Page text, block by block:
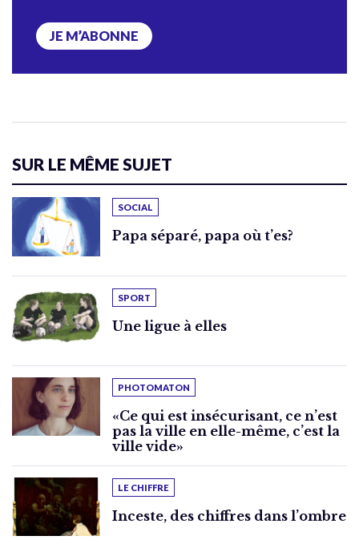
JE M’ABONNE
SUR LE MÊME SUJET
SOCIAL
Papa séparé, papa où t’es?
SPORT
Une ligue à elles
PHOTOMATON
«Ce qui est insécurisant, ce n’est
pas la ville en elle-même, c’est la
ville vide»
LE CHIFFRE
Inceste, des chiffres dans l’ombre